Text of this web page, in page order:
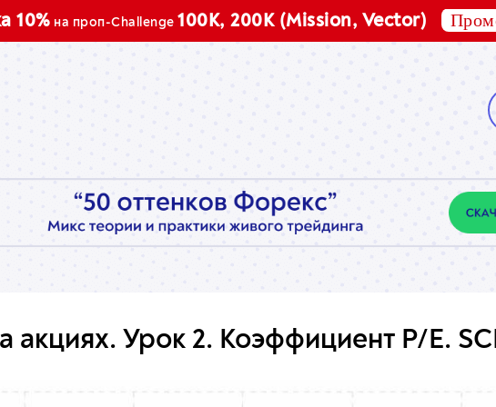
проп-Challenge100K, 200K (Mission, Vector) Промокод:
акциях. Урок 2. Коэффициент P/E.